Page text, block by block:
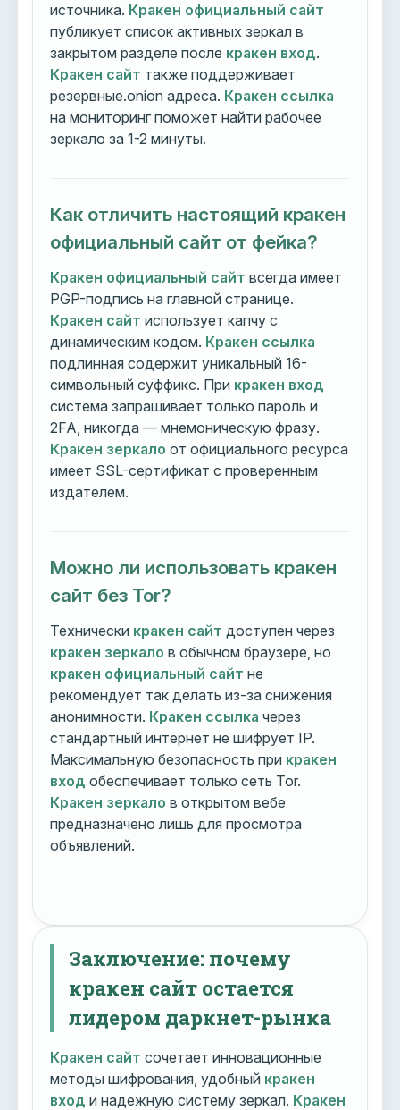
источника. Кракен официальный сайт
публикует список активных зеркал в
закрытом разделе после кракен вход.
Кракен сайт также поддерживает
резервные.onion адреса. Кракен ссылка
на мониторинг поможет найти рабочее
зеркало за 1-2 минуты.
Как отличить настоящий кракен
официальный сайт от фейка?
Кракен официальный сайт всегда имеет
PGP-подпись на главной странице.
Кракен сайт использует капчу с
динамическим кодом. Кракен ссылка
подлинная содержит уникальный 16-
символьный суффикс. При кракен вход
система запрашивает только пароль и
2FA, никогда — мнемоническую фразу.
Кракен зеркало от официального ресурса
имеет SSL-сертификат с проверенным
издателем.
Можно ли использовать кракен
сайт без Tor?
Технически кракен сайт доступен через
кракен зеркало в обычном браузере, но
кракен официальный сайт не
рекомендует так делать из-за снижения
анонимности. Кракен ссылка через
стандартный интернет не шифрует IP.
Максимальную безопасность при кракен
вход обеспечивает только сеть Tor.
Кракен зеркало в открытом вебе
предназначено лишь для просмотра
объявлений.
Заключение: почему
кракен сайт остается
лидером даркнет-рынка
Кракен сайт сочетает инновационные
методы шифрования, удобный кракен
вход и надежную систему зеркал. Кракен